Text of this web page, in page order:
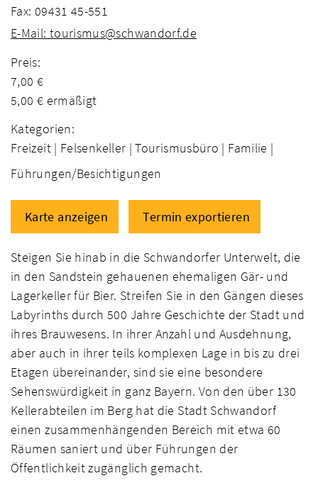
Fax: 09431 45-551
E-Mail: tourismus@schwandorf.de
Preis:
7,00 €
5,00 € ermäßigt
Kategorien:
Freizeit | Felsenkeller | Tourismusbüro | Familie |
Führungen/Besichtigungen
Karte anzeigen Termin exportieren
Steigen Sie hinab in die Schwandorfer Unterwelt, die
in den Sandstein gehauenen ehemaligen Gär- und
Lagerkeller für Bier. Streifen Sie in den Gängen dieses
Labyrinths durch 500 Jahre Geschichte der Stadt und
ihres Brauwesens. In ihrer Anzahl und Ausdehnung,
aber auch in ihrer teils komplexen Lage in bis zu drei
Etagen übereinander, sind sie eine besondere
Sehenswürdigkeit in ganz Bayern. Von den über 130
Kellerabteilen im Berg hat die Stadt Schwandorf
einen zusammenhängenden Bereich mit etwa 60
Räumen saniert und über Führungen der
Öffentlichkeit zugänglich gemacht.